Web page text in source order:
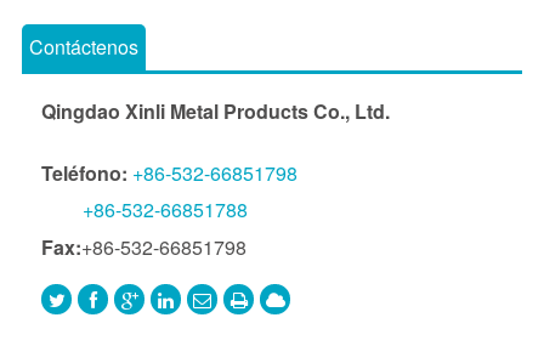
Contáctenos
Qingdao Xinli Metal Products Co., Ltd.
Teléfono: +86-532-66851798
+86-532-66851788
Fax:+86-532-66851798